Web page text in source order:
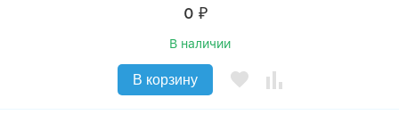
0 ₽
В наличии
В корзину